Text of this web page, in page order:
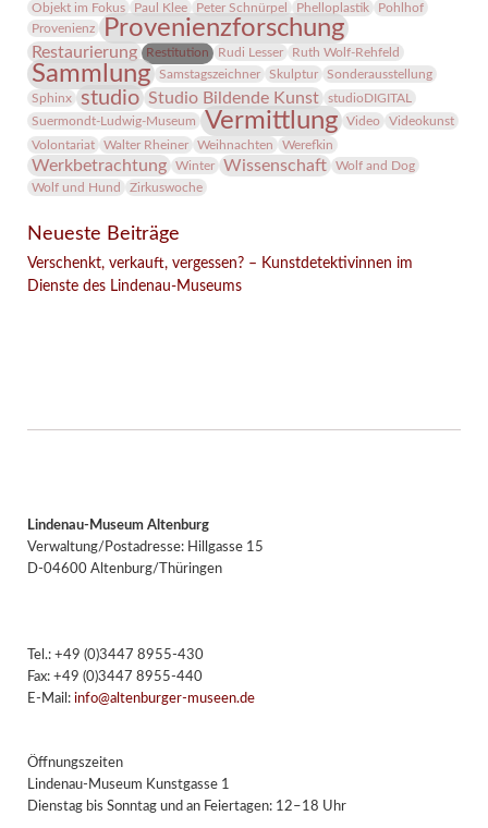
Objekt im Fokus
Paul Klee Peter Schnürpel Phelloplastik
Pohlhof
Provenienz
Provenienzforschung
Restaurierung Restitution Rudi Lesser Ruth Wolf-Rehfeld
Sammlung Samstagszeichner Skulptur
Sonderausstellung
Sphinx
studio Studio Bildende Kunst
studioDIGITAL
Suermondt-Ludwig-Museum
Vermittlung Video
Videokunst
Volontariat
Walter Rheiner Weihnachten Werefkin
Werkbetrachtung Winter Wissenschaft
Wolf and Dog
Wolf und Hund
Zirkuswoche
Neueste Beiträge
Verschenkt, verkauft, vergessen? – Kunstdetektivinnen im
Dienste des Lindenau-Museums
Lindenau-Museum Altenburg
Verwaltung/Postadresse: Hillgasse 15
D-04600 Altenburg/Thüringen
Tel.: +49 (0)3447 8955-430
Fax: +49 (0)3447 8955-440
E-Mail: info@altenburger-museen.de
Öffnungszeiten
Lindenau-Museum Kunstgasse 1
Dienstag bis Sonntag und an Feiertagen: 12–18 Uhr